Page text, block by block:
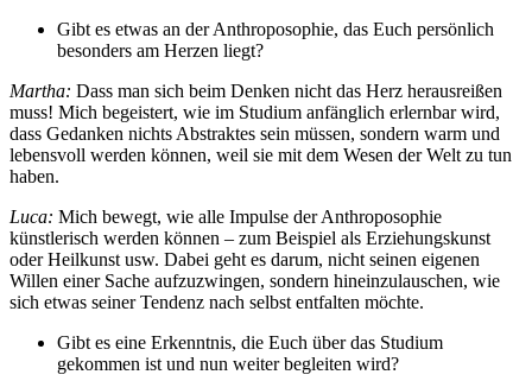
Gibt es etwas an der Anthroposophie, das Euch persönlich
besonders am Herzen liegt?
Martha: Dass man sich beim Denken nicht das Herz herausreißen
muss! Mich begeistert, wie im Studium anfänglich erlernbar wird,
dass Gedanken nichts Abstraktes sein müssen, sondern warm und
lebensvoll werden können, weil sie mit dem Wesen der Welt zu tun
haben.
Luca: Mich bewegt, wie alle Impulse der Anthroposophie
künstlerisch werden können – zum Beispiel als Erziehungskunst
oder Heilkunst usw. Dabei geht es darum, nicht seinen eigenen
Willen einer Sache aufzuzwingen, sondern hineinzulauschen, wie
sich etwas seiner Tendenz nach selbst entfalten möchte.
Gibt es eine Erkenntnis, die Euch über das Studium
gekommen ist und nun weiter begleiten wird?